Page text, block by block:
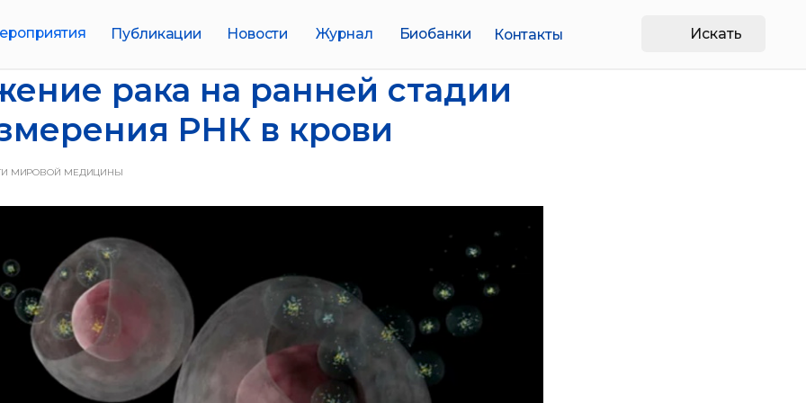
Публикации Новости Журнал Контакты
Биобанки
рака на ранней стадии
РНК в крови
МИРОВОЙ МЕДИЦИНЫ